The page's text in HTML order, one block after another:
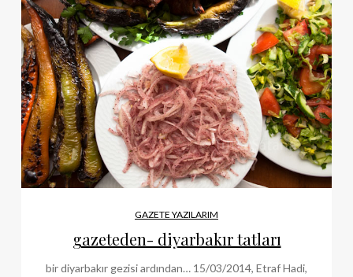
GAZETE YAZILARIM
gazeteden- diyarbakır tatları
bir diyarbakır gezisi ardından… 15/03/2014, Etraf Hadi,